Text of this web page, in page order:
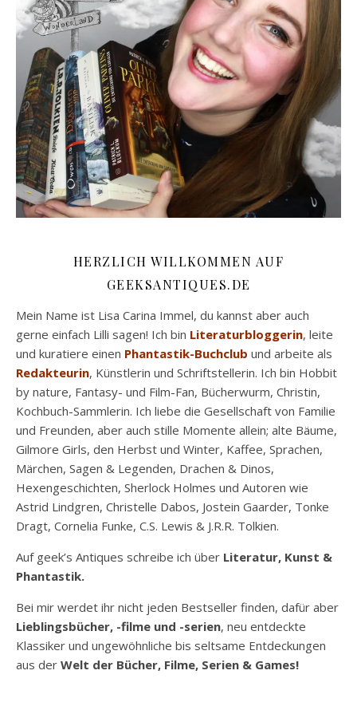
HERZLICH WILLKOMMEN AUF
GEEKSANTIQUES.DE
Mein Name ist Lisa Carina Immel, du kannst aber auch
gerne einfach Lilli sagen! Ich bin Literaturbloggerin, leite
und kuratiere einen Phantastik-Buchclub und arbeite als
Redakteurin, Künstlerin und Schriftstellerin. Ich bin Hobbit
by nature, Fantasy- und Film-Fan, Bücherwurm, Christin,
Kochbuch-Sammlerin. Ich liebe die Gesellschaft von Familie
und Freunden, aber auch stille Momente allein; alte Bäume,
Gilmore Girls, den Herbst und Winter, Kaffee, Sprachen,
Märchen, Sagen & Legenden, Drachen & Dinos,
Hexengeschichten, Sherlock Holmes und Autoren wie
Astrid Lindgren, Christelle Dabos, Jostein Gaarder, Tonke
Dragt, Cornelia Funke, C.S. Lewis & J.R.R. Tolkien.
Auf geek’s Antiques schreibe ich über Literatur, Kunst &
Phantastik.
Bei mir werdet ihr nicht jeden Bestseller finden, dafür aber
Lieblingsbücher, -filme und -serien, neu entdeckte
Klassiker und ungewöhnliche bis seltsame Entdeckungen
aus der Welt der Bücher, Filme, Serien & Games!